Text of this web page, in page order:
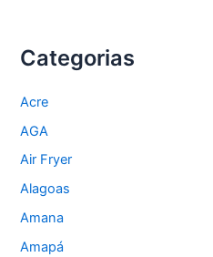
Categorias
Acre
AGA
Air Fryer
Alagoas
Amana
Amapá